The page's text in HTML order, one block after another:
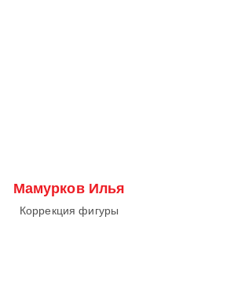
Мамурков Илья
Коррекция фигуры